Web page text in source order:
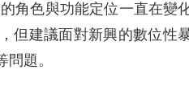
角色與功能定位一直在變
但建議面對新興的數位性
題。